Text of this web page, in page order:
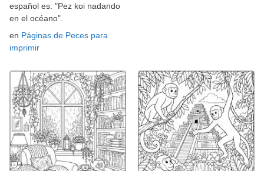
español es: "Pez koi nadando
en el océano".
en Páginas de Peces para
imprimir